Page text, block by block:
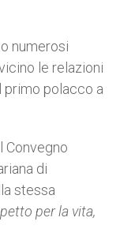
numerosi
le relazioni
primo polacco a
Convegno
di
stessa
per la vita,